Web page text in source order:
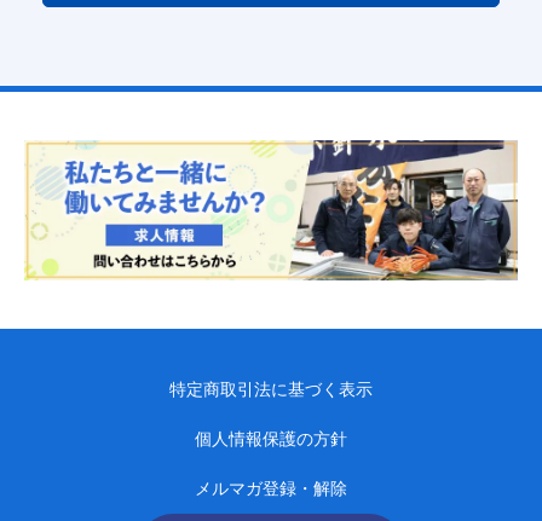
特定商取引法に基づく表示
個人情報保護の方針
メルマガ登録・解除